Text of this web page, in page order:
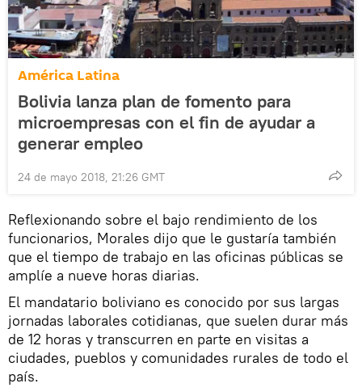
América Latina
Bolivia lanza plan de fomento para
microempresas con el fin de ayudar a
generar empleo
24 de mayo 2018, 21:26 GMT
Reflexionando sobre el bajo rendimiento de los
funcionarios, Morales dijo que le gustaría también
que el tiempo de trabajo en las oficinas públicas se
amplíe a nueve horas diarias.
El mandatario boliviano es conocido por sus largas
jornadas laborales cotidianas, que suelen durar más
de 12 horas y transcurren en parte en visitas a
ciudades, pueblos y comunidades rurales de todo el
país.